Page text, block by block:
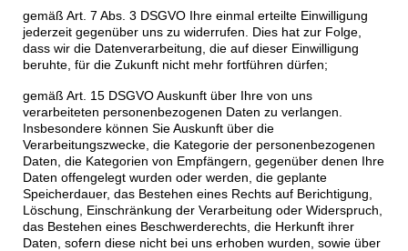
gemäß Art. 7 Abs. 3 DSGVO Ihre einmal erteilte Einwilligung
jederzeit gegenüber uns zu widerrufen. Dies hat zur Folge,
dass wir die Datenverarbeitung, die auf dieser Einwilligung
beruhte, für die Zukunft nicht mehr fortführen dürfen;
gemäß Art. 15 DSGVO Auskunft über Ihre von uns
verarbeiteten personenbezogenen Daten zu verlangen.
Insbesondere können Sie Auskunft über die
Verarbeitungszwecke, die Kategorie der personenbezogenen
Daten, die Kategorien von Empfängern, gegenüber denen Ihre
Daten offengelegt wurden oder werden, die geplante
Speicherdauer, das Bestehen eines Rechts auf Berichtigung,
Löschung, Einschränkung der Verarbeitung oder Widerspruch,
das Bestehen eines Beschwerderechts, die Herkunft ihrer
Daten, sofern diese nicht bei uns erhoben wurden, sowie über